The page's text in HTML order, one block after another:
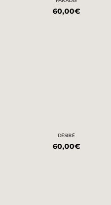
60,00€
DÉSIRÉ
60,00€